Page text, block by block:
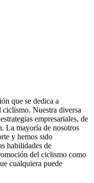
que se dedica a
Nuestra diversa
empresariales, de
La mayoría de nosotros
y hemos sido
habilidades de
del ciclismo como
cualquiera puede